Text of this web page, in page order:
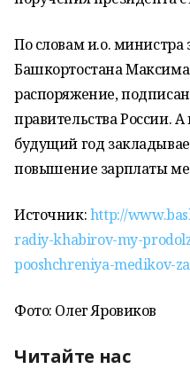
По словам и.о. министра
Башкортостана Максима
распоряжение,
правительства России.
будущий год
повышение зарплаты
Источник:http://
radiy-khabirov-my-
pooshchreniya-medikov-
Фото: Олег Яровиков
Читайте нас